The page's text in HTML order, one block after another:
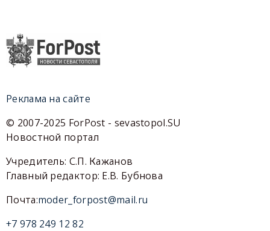
Реклама на сайте
© 2007-2025 ForPost - sevastopol.SU
Новостной портал
Учредитель: С.П. Кажанов
Главный редактор: Е.В. Бубнова
Почта:moder_forpost@mail.ru
+7 978 249 12 82